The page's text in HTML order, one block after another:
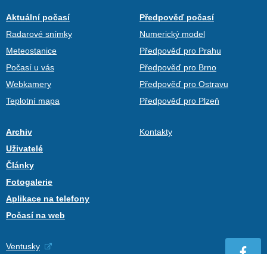
Aktuální počasí
Radarové snímky
Meteostanice
Počasí u vás
Webkamery
Teplotní mapa
Předpověď počasí
Numerický model
Předpověď pro Prahu
Předpověď pro Brno
Předpověď pro Ostravu
Předpověď pro Plzeň
Archiv
Uživatelé
Články
Fotogalerie
Aplikace na telefony
Počasí na web
Kontakty
Ventusky